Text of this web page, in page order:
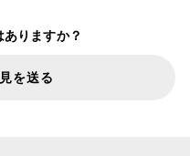
りますか？
を送る